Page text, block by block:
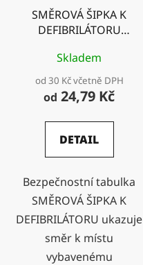
SMĚROVÁ ŠIPKA K
DEFIBRILÁTORU
Skladem
od 30 Kč včetně DPH
od 24,79 Kč
DETAIL
Bezpečnostní tabulka
SMĚROVÁ ŠIPKA K
DEFIBRILÁTORU ukazuje
směr k místu
vybavenému